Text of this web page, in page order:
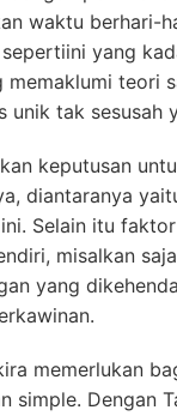
waktu berhari-
yang
teori
unik tak sesusah
keputusan
diantaranya
Selain itu
misalkan
yang
memerlukan
simple. Dengan